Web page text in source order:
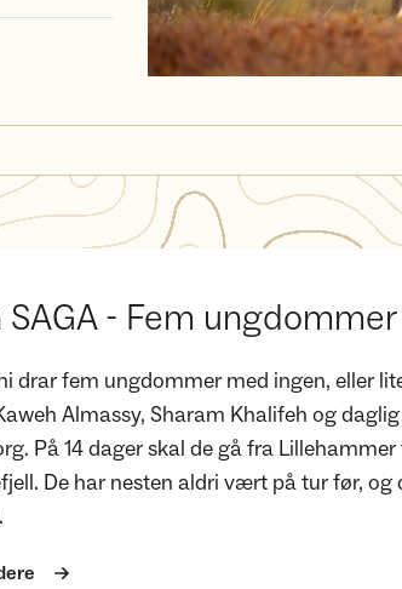
SAGA - Fem
drar fem ungdommer med ingen, eller
Almassy, Sharam Khalifeh og
På 14 dager skal de gå fra
De har nesten aldri vært på tur før,